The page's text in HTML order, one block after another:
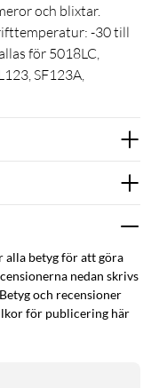
och blixtar.
-30 till
för 5018LC,
SF123A,
alla betyg för att göra
nedan skrivs
och recensioner
för publicering här